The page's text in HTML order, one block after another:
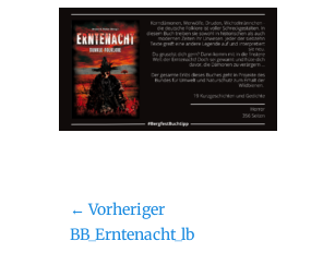
← Vorheriger
BB_Erntenacht_lb